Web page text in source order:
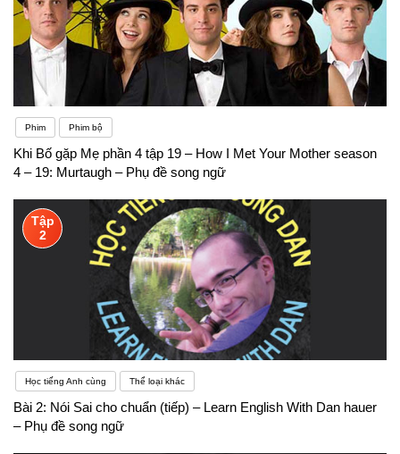
Phim Phim bộ
Khi Bố gặp Mẹ phần 4 tập 19 – How I Met Your Mother season
4 – 19: Murtaugh – Phụ đề song ngữ
Tập
2
Học tiếng Anh cùng Thể loại khác
Bài 2: Nói Sai cho chuẩn (tiếp) – Learn English With Dan hauer
– Phụ đề song ngữ